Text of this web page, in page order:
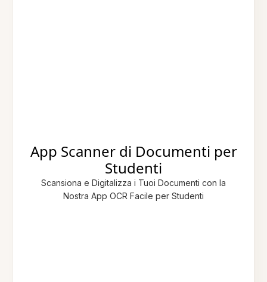
App Scanner di Documenti per
Studenti
Scansiona e Digitalizza i Tuoi Documenti con la
Nostra App OCR Facile per Studenti